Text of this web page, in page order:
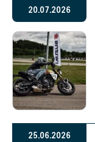
20.07.2026
25.06.2026